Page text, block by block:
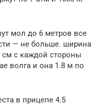
мол до 6 метров все
— не больше. ширина
с каждой стороны
волга и она 1.8 м по
в прицепе 4.5